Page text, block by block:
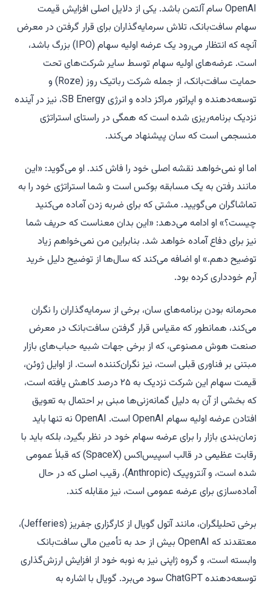
OpenAI سام آلتمن باشد. یکی از دلایل اصلی افزایش قیمت
سهام سافت‌بانک، تلاش سرمایه‌گذاران برای قرار گرفتن در معرض
آنچه که انتظار می‌رود یک عرضه اولیه سهام (IPO) بزرگ باشد،
است. عرضه‌های اولیه سهام توسط سایر شرکت‌های تحت
حمایت سافت‌بانک، از جمله شرکت رباتیک روز (Roze) و
توسعه‌دهنده و اپراتور مراکز داده و انرژی SB Energy، نیز در آینده
نزدیک برنامه‌ریزی شده است که همگی در راستای استراتژی
منسجمی است که سان پیشنهاد می‌کند.
اما او نمی‌خواهد نقشه اصلی خود را فاش کند. او می‌گوید: «این
مانند رفتن به یک مسابقه بوکس است و شما استراتژی خود را به
تماشاگران می‌گویید. مشتی که برای ضربه زدن آماده می‌کنید
چیست؟» او ادامه می‌دهد: «این بدان معناست که حریف شما
نیز برای دفاع آماده خواهد شد. بنابراین من نمی‌خواهم زیاد
توضیح دهم.» او اضافه می‌کند که سال‌ها از توضیح دلیل خرید
آرم خودداری کرده بود.
محرمانه بودن برنامه‌های سان، برخی از سرمایه‌گذاران را نگران
می‌کند، همانطور که مقیاس قرار گرفتن سافت‌بانک در معرض
صنعت هوش مصنوعی، که از برخی جهات شبیه حباب‌های بازار
مبتنی بر فناوری قبلی است، نیز نگران‌کننده است. از اوایل ژوئن،
قیمت سهام این شرکت نزدیک به ۲۵ درصد کاهش یافته است،
که بخشی از آن به دلیل گمانه‌زنی‌ها مبنی بر احتمال به تعویق
افتادن عرضه اولیه سهام OpenAI است. OpenAI نه تنها باید
زمان‌بندی بازار را برای عرضه سهام خود در نظر بگیرد، بلکه باید با
رقابت عظیمی در قالب اسپیس‌اکس (SpaceX) که قبلاً عمومی
شده است، و آنتروپیک (Anthropic)، رقیب اصلی که در حال
آماده‌سازی برای عرضه عمومی است، نیز مقابله کند.
برخی تحلیلگران، مانند آتول گویال از کارگزاری جفریز (Jefferies)،
معتقدند که OpenAI بیش از حد به تأمین مالی سافت‌بانک
وابسته است، و گروه ژاپنی نیز به نوبه خود از افزایش ارزش‌گذاری
توسعه‌دهنده ChatGPT سود می‌برد. گویال با اشاره به